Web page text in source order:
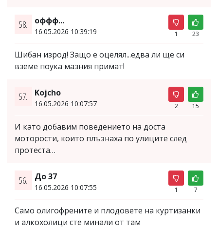
58. оффф...
16.05.2026 10:39:19 1 23
Шибан изрод! Защо е оцелял...едва ли ще си
вземе поука мазния примат!
57. Kojcho
16.05.2026 10:07:57 2 15
И като добавим поведението на доста
моторости, които плъзнаха по улиците след
протеста…
56. До 37
16.05.2026 10:07:55 1 7
Само олигофрените и плодовете на куртизанки
и алкохолици сте минали от там